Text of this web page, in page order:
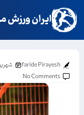
ایران ورزش
faride Pirayesh شهریور ۱۱, ۱۴۰۳
No Comments